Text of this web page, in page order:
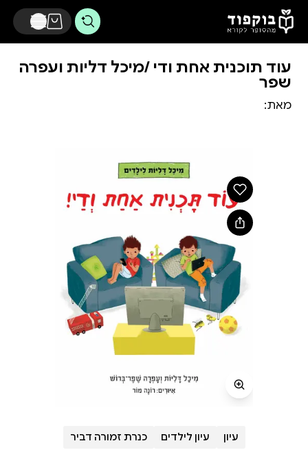
דלג לתוכן הראשי
עוד תוכנית אחת ודי /מיכל דליות ועפרה
שפר
מאת:
עיון עיון לילדים כנרת זמורה דביר